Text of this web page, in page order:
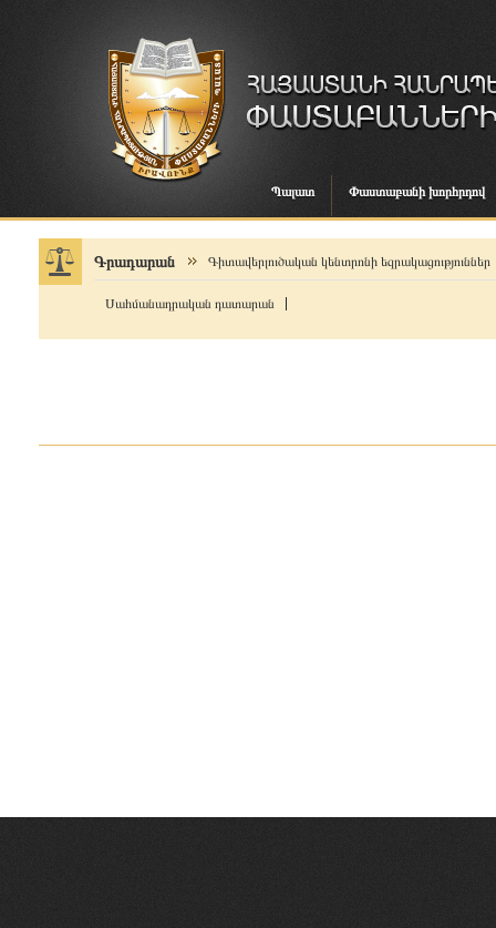
Պալատ Փաստաբանի խորհրդով
Գրադարան Գիտավերլուծական կենտրոնի եզրակացություններ
Սահմանադրական դատարան